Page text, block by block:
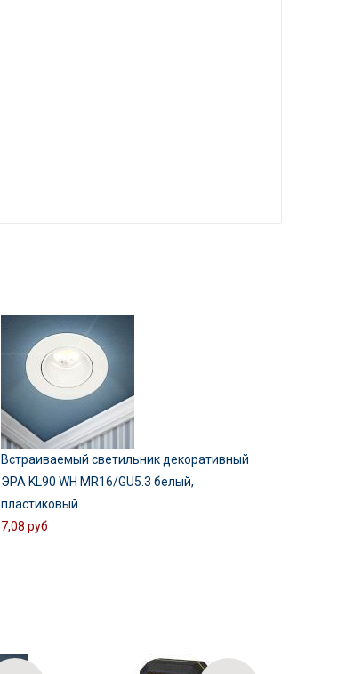
Встраиваемый светильник декоративный
ЭРА KL90 WH MR16/GU5.3 белый,
пластиковый
7,08 руб